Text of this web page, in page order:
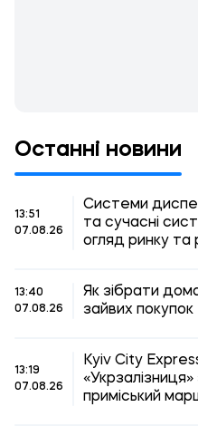
Останні новини
13:51
07.08.26
Системи
та сучасні
огляд ринку та
13:40
07.08.26
Як зібрати
зайвих покупок
13:19
07.08.26
Kyiv City
приміський